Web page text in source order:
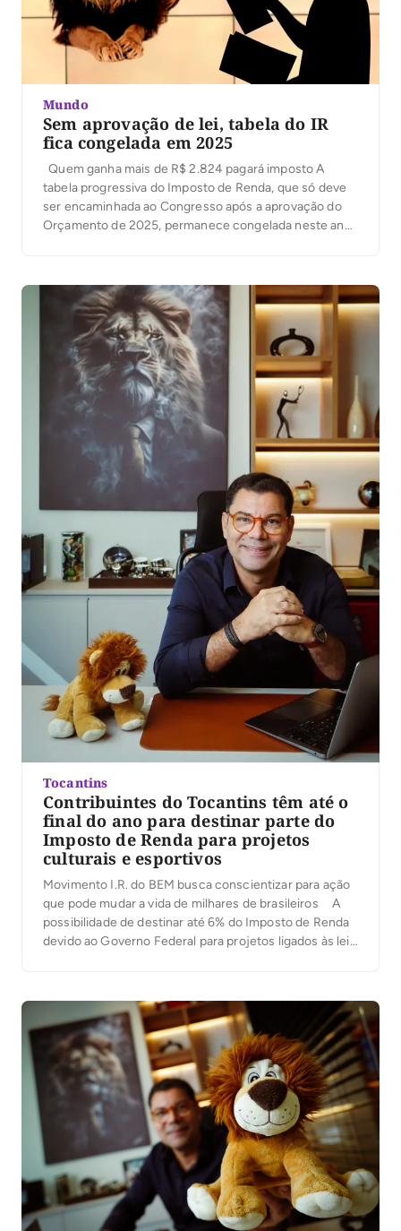
Mundo
Sem aprovação de lei, tabela do IR
fica congelada em 2025
Quem ganha mais de R$ 2.824 pagará imposto A
tabela progressiva do Imposto de Renda, que só deve
ser encaminhada ao Congresso após a aprovação do
Orçamento de 2025, permanece congelada neste ano.
imposto. No final de […]
Tocantins
Contribuintes do Tocantins têm até o
final do ano para destinar parte do
Imposto de Renda para projetos
culturais e esportivos
Movimento I.R. do BEM busca conscientizar para ação
que pode mudar a vida de milhares de brasileiros A
possibilidade de destinar até 6% do Imposto de Renda
devido ao Governo Federal para projetos ligados às leis
Dessa forma, […]